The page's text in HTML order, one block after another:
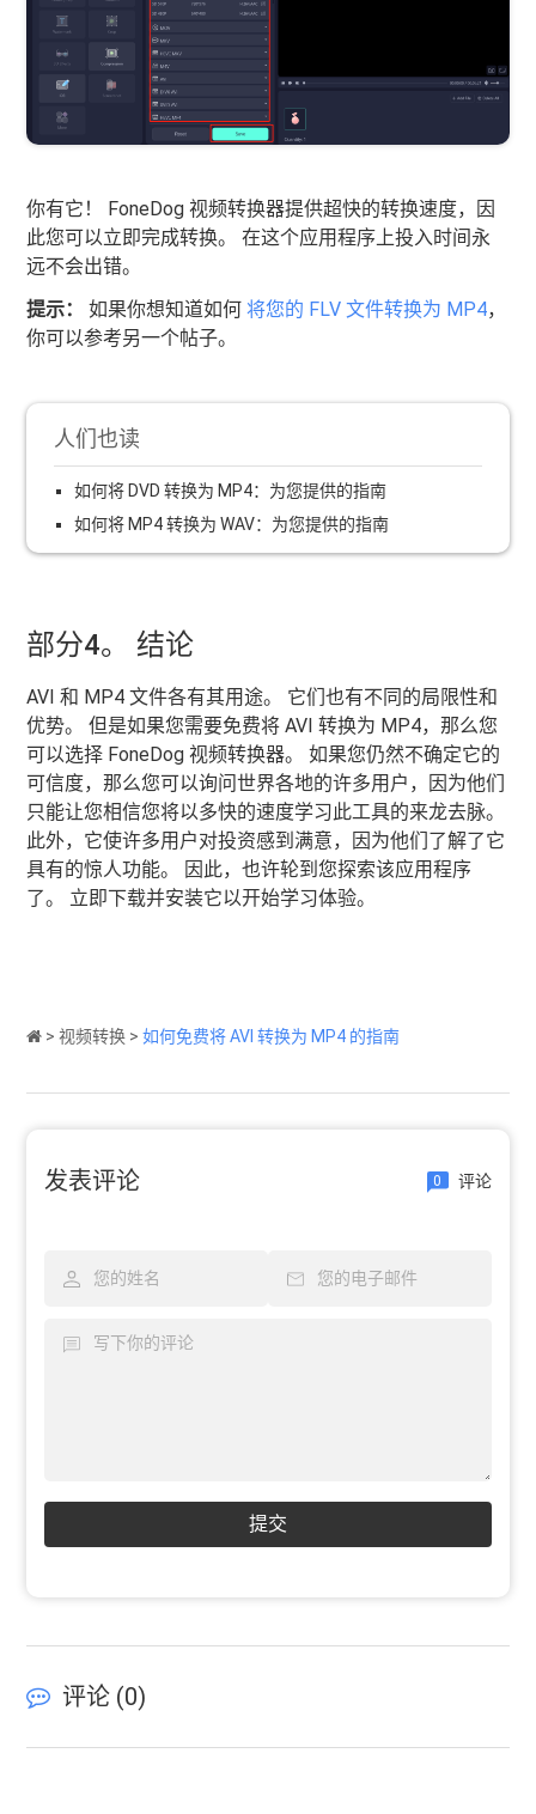
你有它！ FoneDog 视频转换器提供超快的转换速度，因
此您可以立即完成转换。 在这个应用程序上投入时间永
远不会出错。
提示：
如果你想知道如何将您的 FLV 文件转换为 MP4，
你可以参考另一个帖子。
人们也读
如何将 DVD 转换为 MP4：为您提供的指南
如何将 MP4 转换为 WAV：为您提供的指南
部分4。 结论
AVI 和 MP4 文件各有其用途。 它们也有不同的局限性和
优势。 但是如果您需要免费将 AVI 转换为 MP4，那么您
可以选择 FoneDog 视频转换器。 如果您仍然不确定它的
可信度，那么您可以询问世界各地的许多用户，因为他们
只能让您相信您将以多快的速度学习此工具的来龙去脉。
此外，它使许多用户对投资感到满意，因为他们了解了它
具有的惊人功能。 因此，也许轮到您探索该应用程序
了。 立即下载并安装它以开始学习体验。
>视频转换 >如何免费将 AVI 转换为 MP4 的指南
发表评论 0 评论
提交
评论 (0)